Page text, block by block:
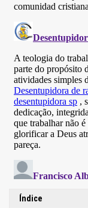
Índice